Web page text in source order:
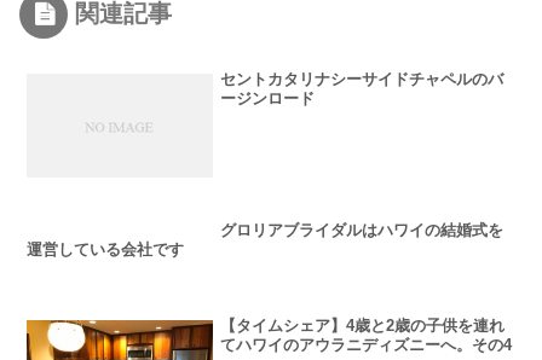
関連記事
セントカタリナシーサイドチャペルのバ
ージンロード
グロリアブライダルはハワイの結婚式を
運営している会社です
【タイムシェア】4歳と2歳の子供を連れ
てハワイのアウラニディズニーへ。その4